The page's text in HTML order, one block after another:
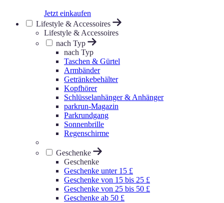
Jetzt einkaufen
Lifestyle & Accessoires
Lifestyle & Accessoires
nach Typ
nach Typ
Taschen & Gürtel
Armbänder
Getränkebehälter
Kopfhörer
Schlüsselanhänger & Anhänger
parkrun-Magazin
Parkrundgang
Sonnenbrille
Regenschirme
Geschenke
Geschenke
Geschenke unter 15 £
Geschenke von 15 bis 25 £
Geschenke von 25 bis 50 £
Geschenke ab 50 £